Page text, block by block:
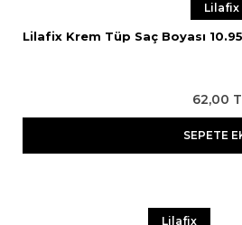
Lilafix
Lilafix Krem Tüp Saç Boyası
62,00
SEPETE
Lilafix